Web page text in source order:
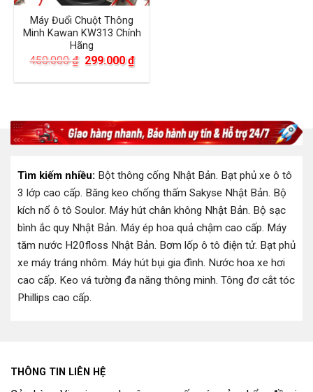
Máy Đuổi Chuột Thông
Minh Kawan KW313 Chính
Hãng
450.000₫ Giá
là:
299.000₫Giá
hiện
tại
Tìm kiếm nhiều: Bột thông cống Nhật Bản. Bạt phủ xe ô tô
3 lớp cao cấp. Băng keo chống thấm Sakyse Nhật Bản. Bộ
kích nổ ô tô Soulor. Máy hút chân không Nhật Bản. Bộ sạc
bình ắc quy Nhật Bản. Máy ép hoa quả chậm cao cấp. Máy
tăm nước H20floss Nhật Bản. Bơm lốp ô tô điện tử. Bạt phủ
xe máy tráng nhôm. Máy hút bụi gia đình. Nước hoa xe hơi
cao cấp. Keo vá tường đa năng thông minh. Tông đơ cắt tóc
Phillips cao cấp.
THÔNG TIN LIÊN HỆ